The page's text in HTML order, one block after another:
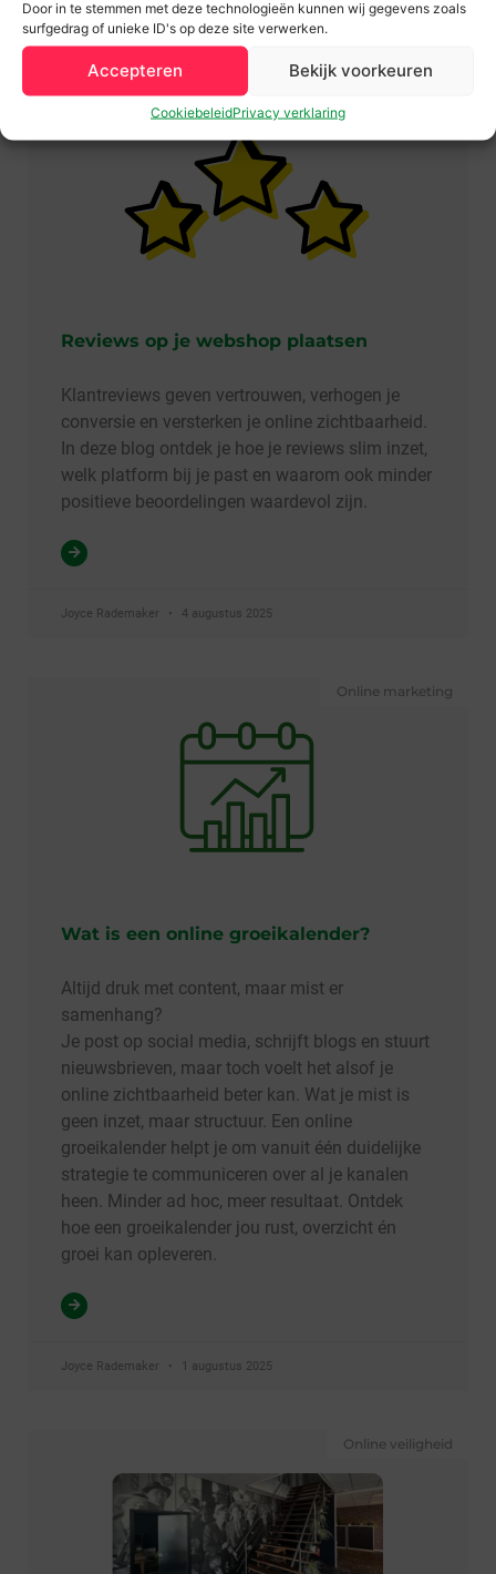
Door in te stemmen met deze technologieën kunnen wij gegevens zoals
surfgedrag of unieke ID's op deze site verwerken.
Accepteren Bekijk voorkeuren
CookiebeleidPrivacy verklaring
Reviews op je webshop plaatsen
Klantreviews geven vertrouwen, verhogen je
conversie en versterken je online zichtbaarheid.
In deze blog ontdek je hoe je reviews slim inzet,
welk platform bij je past en waarom ook minder
positieve beoordelingen waardevol zijn.
Joyce Rademaker 4 augustus 2025
Online marketing
Wat is een online groeikalender?
Altijd druk met content, maar mist er
samenhang?
Je post op social media, schrijft blogs en stuurt
nieuwsbrieven, maar toch voelt het alsof je
online zichtbaarheid beter kan. Wat je mist is
geen inzet, maar structuur. Een online
groeikalender helpt je om vanuit één duidelijke
strategie te communiceren over al je kanalen
heen. Minder ad hoc, meer resultaat. Ontdek
hoe een groeikalender jou rust, overzicht én
groei kan opleveren.
Joyce Rademaker 1 augustus 2025
Online veiligheid